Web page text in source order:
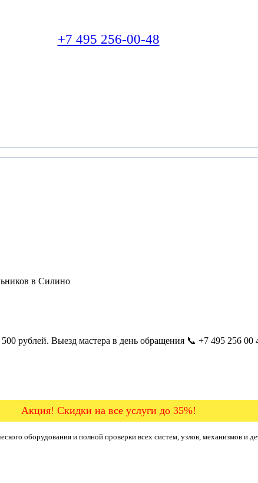
+7 495 256-00-48
в Силино
рублей. Выезд мастера в день обращения 📞 +7 495 256
Акция! Скидки на все услуги до 35%!
оборудования и полной проверки всех систем, узлов, механизмов и